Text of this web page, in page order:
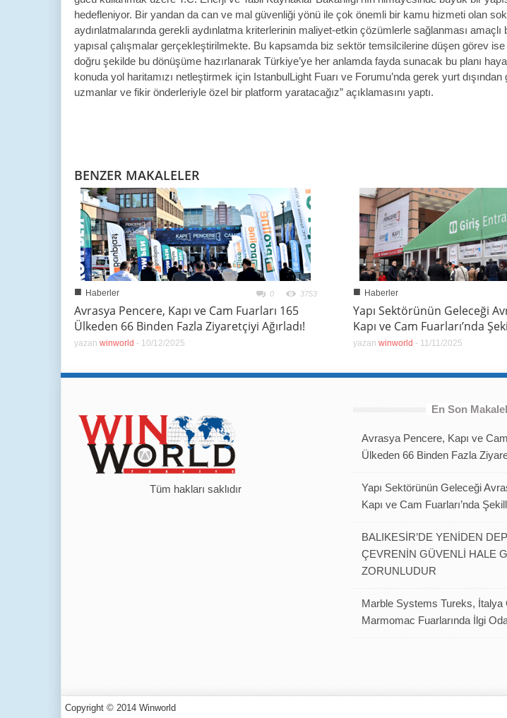
hedefleniyor. Bir yandan da can ve mal güvenliği yönü ile çok önemli bir kamu hizmeti olan
aydınlatmalarında gerekli aydınlatma kriterlerinin maliyet-etkin çözümlerle sağlanması
yapısal çalışmalar gerçekleştirilmekte. Bu kapsamda biz sektör temsilcilerine düşen görev
doğru şekilde bu dönüşüme hazırlanarak Türkiye’ye her anlamda fayda sunacak bu planı
konuda yol haritamızı netleştirmek için IstanbulLight Fuarı ve Forumu’nda gerek yurt
uzmanlar ve fikir önderleriyle özel bir platform yaratacağız” açıklamasını yaptı.
BENZER MAKALELER
■ Haberler 0 3753
Avrasya Pencere, Kapı ve Cam Fuarları 165
Ülkeden 66 Binden Fazla Ziyaretçiyi Ağırladı!
yazan winworld - 10/12/2025
■ Haberler
Yapı Sektörünün Geleceği
Kapı ve Cam Fuarları’nda
yazan winworld - 11/11/2025
Tüm hakları saklıdır
En Son
Avrasya Pencere, Kapı ve
Ülkeden 66 Binden Fazla
Yapı Sektörünün Geleceği
Kapı ve Cam Fuarları’nda
BALIKESİR’DE YENİDEN
ÇEVRENİN GÜVENLİ HALE
ZORUNLUDUR
Marble Systems Tureks, İtalya
Marmomac Fuarlarında İlgi
Copyright © 2014 Winworld